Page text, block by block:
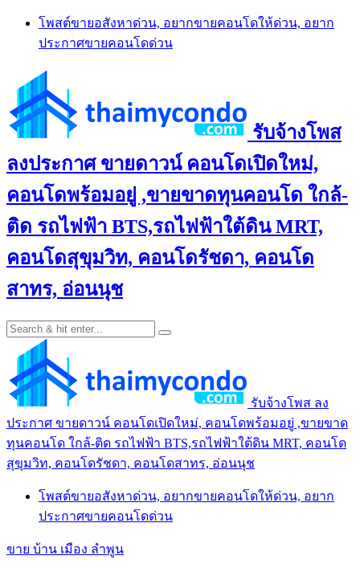
Skip
content
โพสต์ขายอสังหาด่วน, อยากขายคอนโดให้ด่วน, อยาก
ประกาศขายคอนโดด่วน
รับจ้างโพส
ลงประกาศ ขายดาวน์ คอนโดเปิดใหม่,
คอนโดพร้อมอยู่ ,ขายขาดทุนคอนโด ใกล้-
ติด รถไฟฟ้า BTS,รถไฟฟ้าใต้ดิน MRT,
คอนโดสุขุมวิท, คอนโดรัชดา, คอนโด
สาทร, อ่อนนุช
รับจ้างโพส ลง
ประกาศ ขายดาวน์ คอนโดเปิดใหม่, คอนโดพร้อมอยู่ ,ขายขาด
ทุนคอนโด ใกล้-ติด รถไฟฟ้า BTS,รถไฟฟ้าใต้ดิน MRT, คอนโด
สุขุมวิท, คอนโดรัชดา, คอนโดสาทร, อ่อนนุช
โพสต์ขายอสังหาด่วน, อยากขายคอนโดให้ด่วน, อยาก
ประกาศขายคอนโดด่วน
ขาย บ้าน เมือง ลำพูน